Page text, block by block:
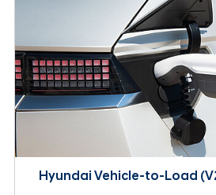
Hyundai Vehicle-to-Load